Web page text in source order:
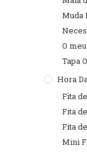
Muda
O
Tapa
Hora
Fita
Fita
Fita
Mini